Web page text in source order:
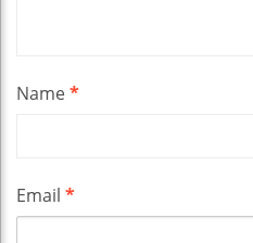
Name*
Email *